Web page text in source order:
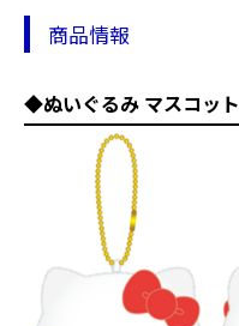
商品情報
◆ぬいぐるみ マスコット